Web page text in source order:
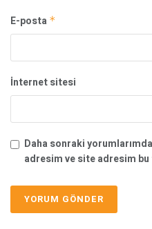
E-posta *
İnternet sitesi
Daha sonraki
adresim ve site adresim bu